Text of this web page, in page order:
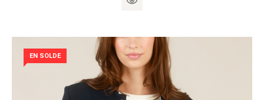
EN SOLDE